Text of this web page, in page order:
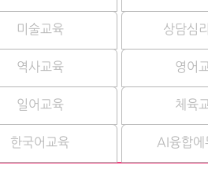
미술교육 상담심
역사교육 영어
일어교육 체육
한국어교육 AI융합에